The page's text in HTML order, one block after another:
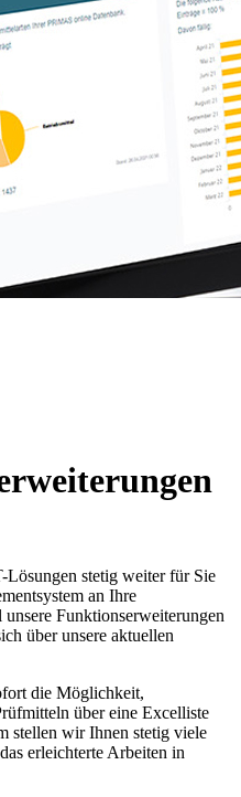
stetig weiter für Sie
an Ihre
Funktionserweiterungen
über unsere aktuellen
die Möglichkeit,
über eine Excelliste
stellen wir Ihnen stetig viele
erleichterte Arbeiten in